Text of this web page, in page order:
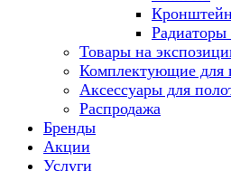
Радиаторы
Товары на
Комплектующие для
Аксессуары для
Распродажа
Бренды
Акции
Услуги